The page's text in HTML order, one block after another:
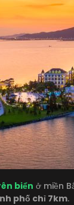
biển ở miền
phố chỉ 7km.